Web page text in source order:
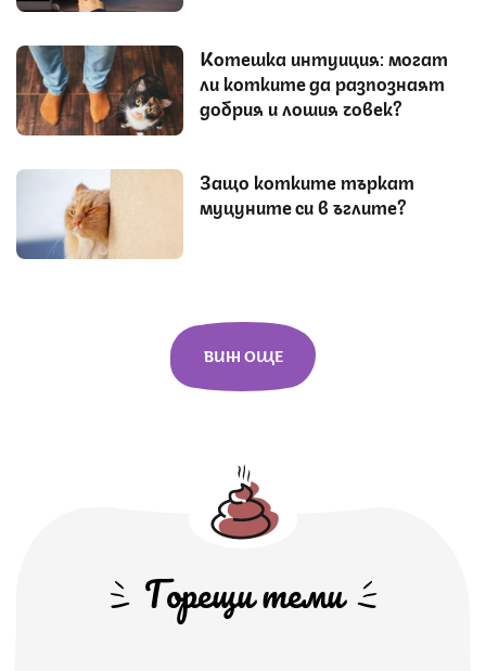
Котешка интуиция: могат
ли котките да разпознаят
добрия и лошия човек?
Защо котките търкат
муцуните си в ъглите?
ВИЖ ОЩЕ
Горещи теми